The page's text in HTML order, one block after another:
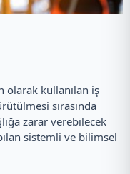
olarak kullanılan iş
sırasında
zarar verebilecek
sistemli ve bilimsel